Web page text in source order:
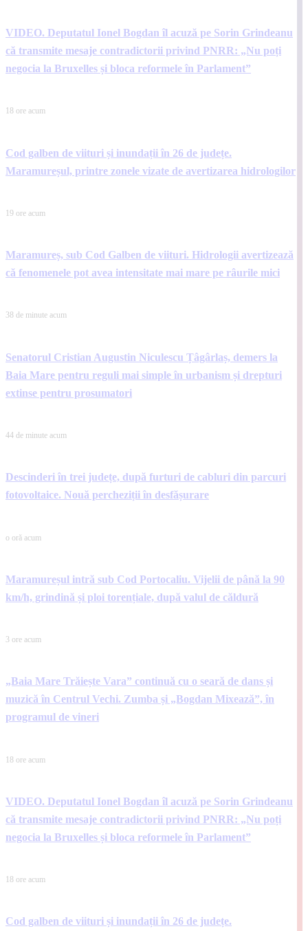
VIDEO. Deputatul Ionel Bogdan îl acuză pe Sorin Grindeanu
că transmite mesaje contradictorii privind PNRR: „Nu poți
negocia la Bruxelles și bloca reformele în Parlament”
18 ore acum
Cod galben de viituri și inundații în 26 de județe.
Maramureșul, printre zonele vizate de avertizarea hidrologilor
19 ore acum
Maramureș, sub Cod Galben de viituri. Hidrologii avertizează
că fenomenele pot avea intensitate mai mare pe râurile mici
38 de minute acum
Senatorul Cristian Augustin Niculescu Țâgârlaș, demers la
Baia Mare pentru reguli mai simple în urbanism și drepturi
extinse pentru prosumatori
44 de minute acum
Descinderi în trei județe, după furturi de cabluri din parcuri
fotovoltaice. Nouă percheziții în desfășurare
o oră acum
Maramureșul intră sub Cod Portocaliu. Vijelii de până la 90
km/h, grindină și ploi torențiale, după valul de căldură
3 ore acum
„Baia Mare Trăiește Vara” continuă cu o seară de dans și
muzică în Centrul Vechi. Zumba și „Bogdan Mixează”, în
programul de vineri
18 ore acum
VIDEO. Deputatul Ionel Bogdan îl acuză pe Sorin Grindeanu
că transmite mesaje contradictorii privind PNRR: „Nu poți
negocia la Bruxelles și bloca reformele în Parlament”
18 ore acum
Cod galben de viituri și inundații în 26 de județe.